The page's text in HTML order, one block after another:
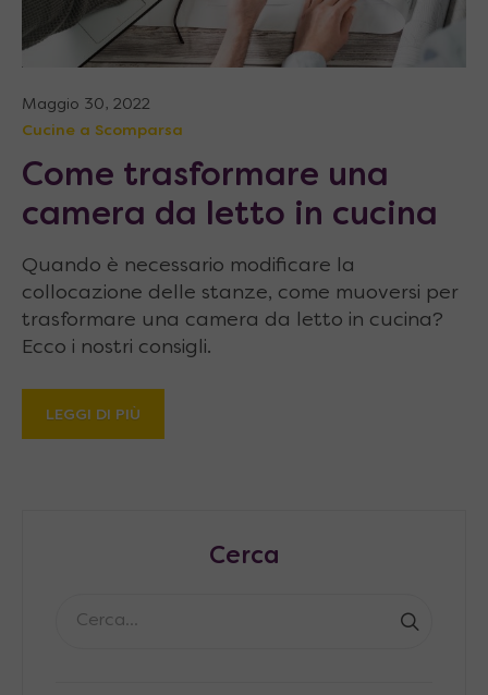
Maggio 30, 2022
Cucine a Scomparsa
Come trasformare una
camera da letto in cucina
Quando è necessario modificare la
collocazione delle stanze, come muoversi per
trasformare una camera da letto in cucina?
Ecco i nostri consigli.
LEGGI DI PIÙ
Cerca